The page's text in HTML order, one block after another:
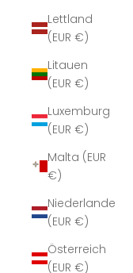
Lettland
(EUR €)
Litauen
(EUR €)
Luxemburg
(EUR €)
Malta (EUR
€)
Niederlande
(EUR €)
Österreich
(EUR €)